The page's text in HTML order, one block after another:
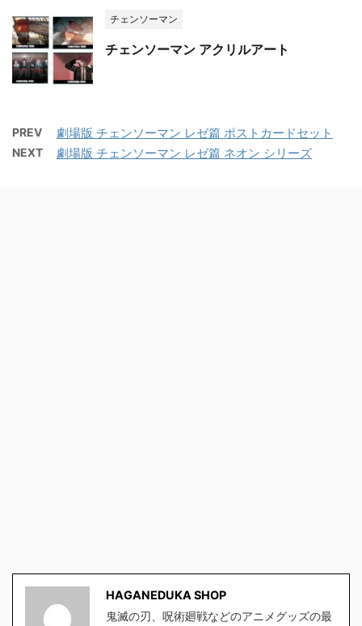
チェンソーマン
チェンソーマン アクリルアート
PREV 劇場版 チェンソーマン レゼ篇 ポストカードセット
NEXT 劇場版 チェンソーマン レゼ篇 ネオン シリーズ
HAGANEDUKA SHOP
鬼滅の刃、呪術廻戦などのアニメグッズの最